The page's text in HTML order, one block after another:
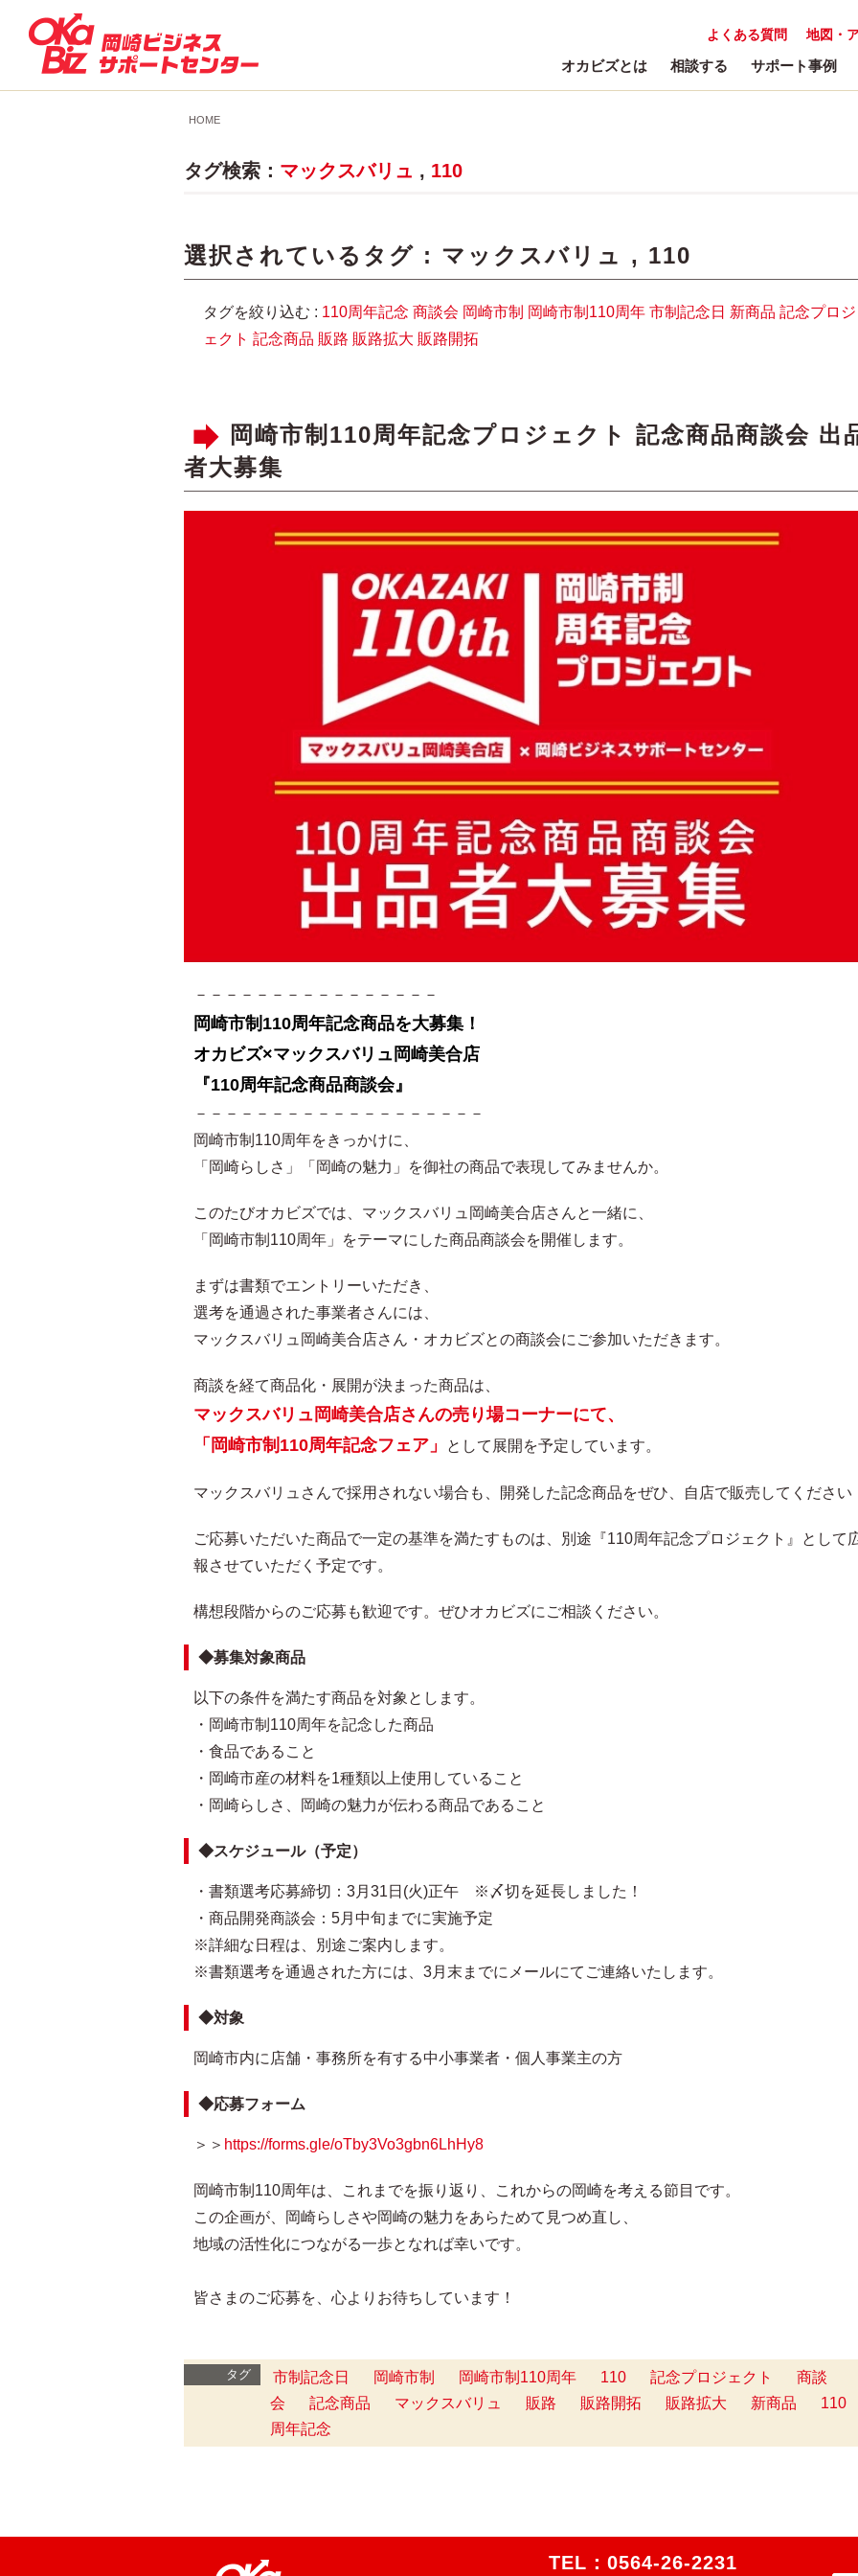
地図・
よくある質問
オカビズとは 相談する サポート事例
HOME
タグ検索： マックスバリュ , 110
選択されているタグ : マックスバリュ , 110
タグを絞り込む : 110周年記念 商談会 岡崎市制 岡崎市制110周年 市制記念日 新商品 記念プロジ
ェクト 記念商品 販路 販路拡大 販路開拓
岡崎市制110周年記念プロジェクト 記念商品商談会 出
者大募集
－－－－－－－－－－－－－－－－
岡崎市制110周年記念商品を大募集！
オカビズ×マックスバリュ岡崎美合店
『110周年記念商品商談会』
－－－－－－－－－－－－－－－－－－－
岡崎市制110周年をきっかけに、
「岡崎らしさ」「岡崎の魅力」を御社の商品で表現してみませんか。
このたびオカビズでは、マックスバリュ岡崎美合店さんと一緒に、
「岡崎市制110周年」をテーマにした商品商談会を開催します。
まずは書類でエントリーいただき、
選考を通過された事業者さんには、
マックスバリュ岡崎美合店さん・オカビズとの商談会にご参加いただきます。
商談を経て商品化・展開が決まった商品は、
マックスバリュ岡崎美合店さんの売り場コーナーにて、
「岡崎市制110周年記念フェア」
として展開を予定しています。
マックスバリュさんで採用されない場合も、開発した記念商品をぜひ、自店で販売してください
ご応募いただいた商品で一定の基準を満たすものは、別途『110周年記念プロジェクト』として
報させていただく予定です。
構想段階からのご応募も歓迎です。ぜひオカビズにご相談ください。
◆募集対象商品
以下の条件を満たす商品を対象とします。
・岡崎市制110周年を記念した商品
・食品であること
・岡崎市産の材料を1種類以上使用していること
・岡崎らしさ、岡崎の魅力が伝わる商品であること
◆スケジュール（予定）
・書類選考応募締切：3月31日(火)正午 ※〆切を延長しました！
・商品開発商談会：5月中旬までに実施予定
※詳細な日程は、別途ご案内します。
※書類選考を通過された方には、3月末までにメールにてご連絡いたします。
◆対象
岡崎市内に店舗・事務所を有する中小事業者・個人事業主の方
◆応募フォーム
＞＞ https://forms.gle/oTby3Vo3gbn6LhHy8
岡崎市制110周年は、これまでを振り返り、これからの岡崎を考える節目です。
この企画が、岡崎らしさや岡崎の魅力をあらためて見つめ直し、
地域の活性化につながる一歩となれば幸いです。
皆さまのご応募を、心よりお待ちしています！
タグ 市制記念日 岡崎市制 岡崎市制110周年 110 記念プロジェクト
商談
会
記念商品 マックスバリュ 販路 販路開拓 販路拡大 新商品
110
周年記念
TEL：0564-26-2231